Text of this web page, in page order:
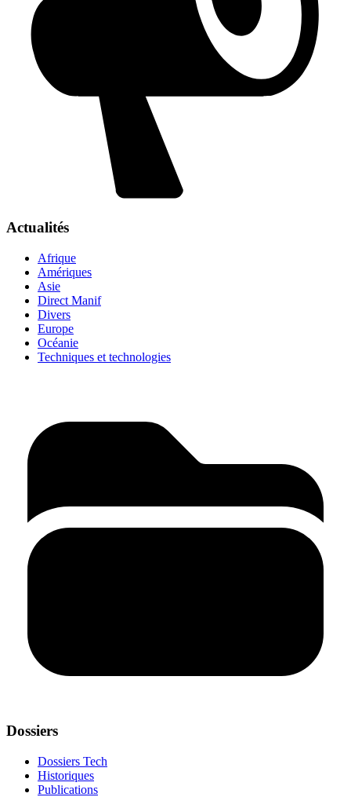
Actualités
Afrique
Amériques
Asie
Direct Manif
Divers
Europe
Océanie
Techniques et technologies
Dossiers
Dossiers Tech
Historiques
Publications